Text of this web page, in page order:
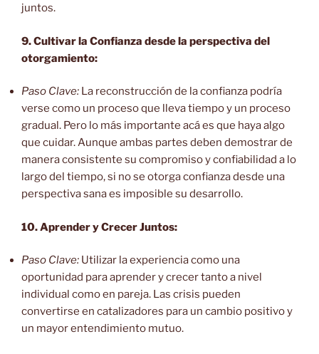
juntos.
9. Cultivar la Confianza desde la perspectiva del
otorgamiento:
Paso Clave: La reconstrucción de la confianza podría
verse como un proceso que lleva tiempo y un proceso
gradual. Pero lo más importante acá es que haya algo
que cuidar. Aunque ambas partes deben demostrar de
manera consistente su compromiso y confiabilidad a lo
largo del tiempo, si no se otorga confianza desde una
perspectiva sana es imposible su desarrollo.
10. Aprender y Crecer Juntos:
Paso Clave: Utilizar la experiencia como una
oportunidad para aprender y crecer tanto a nivel
individual como en pareja. Las crisis pueden
convertirse en catalizadores para un cambio positivo y
un mayor entendimiento mutuo.